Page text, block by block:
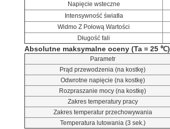
Napięcie wsteczne
Intensywność światła
Widmo Z Połową Wartości
Długość fali
Absolutne maksymalne oceny (Ta = 25 ℃)
Parametr
Prąd przewodzenia (na kostkę)
Odwrotne napięcie (na kostkę)
Rozpraszanie mocy (na kostkę)
Zakres temperatury pracy
Zakres temperatur przechowywania
Temperatura lutowania (3 sek.)